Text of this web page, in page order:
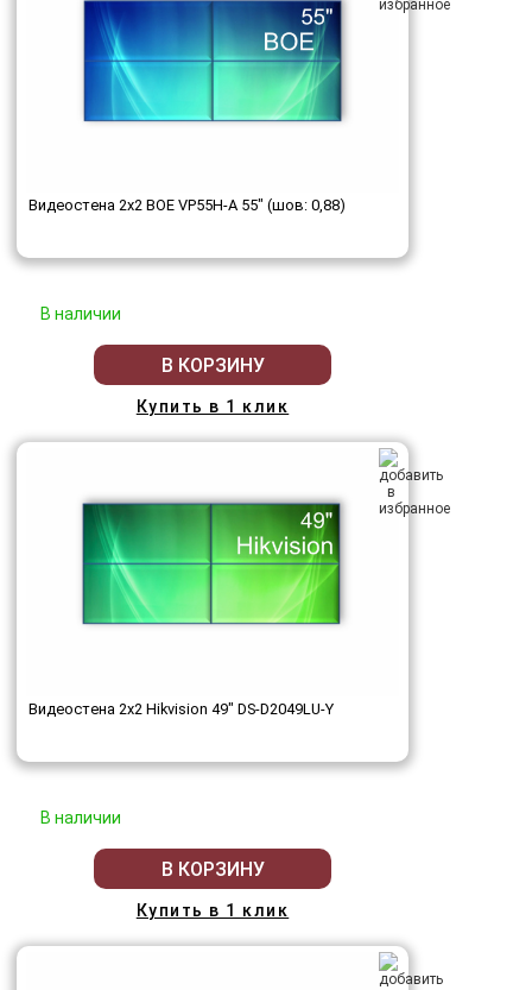
Видеостена 2x2 BOE VP55H-A 55" (шов: 0,88)
В наличии
В КОРЗИНУ
Купить в 1 клик
Видеостена 2x2 Hikvision 49" DS-D2049LU-Y
В наличии
В КОРЗИНУ
Купить в 1 клик